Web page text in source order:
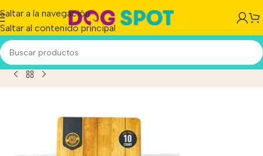
Saltar a la navegación
Saltar al contenido principal
Mon Ami Snack Palitos Collagen Chew Treat Small 400gr